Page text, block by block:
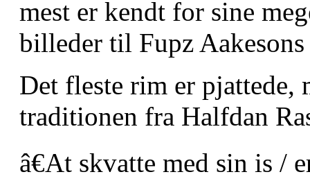
mest er kendt for sine
billeder til Fupz
Det fleste rim er pjattede,
traditionen fra Halfdan
â€At skvatte med sin is /